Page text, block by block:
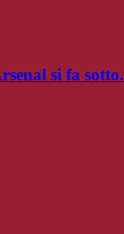
si fa sotto.